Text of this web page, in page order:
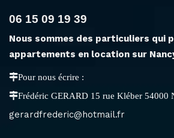
06 15 09 19 39
Nous sommes des particuliers qui
appartements en location sur
Pour nous écrire :
Frédéric GERARD 15 rue Kléber 54000
gerardfrederic@hotmail.fr